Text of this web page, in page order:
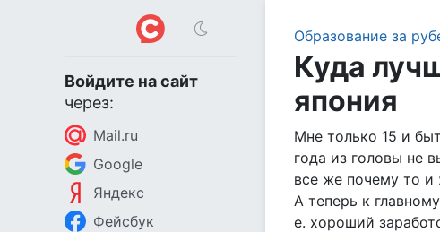
Войдите на сайт
через:
Mail.ru
Google
Яндекс
Фейсбук
Образование за
Куда
япония
Мне только 15 и
года из головы не
все же почему то и
А теперь к
е. хороший